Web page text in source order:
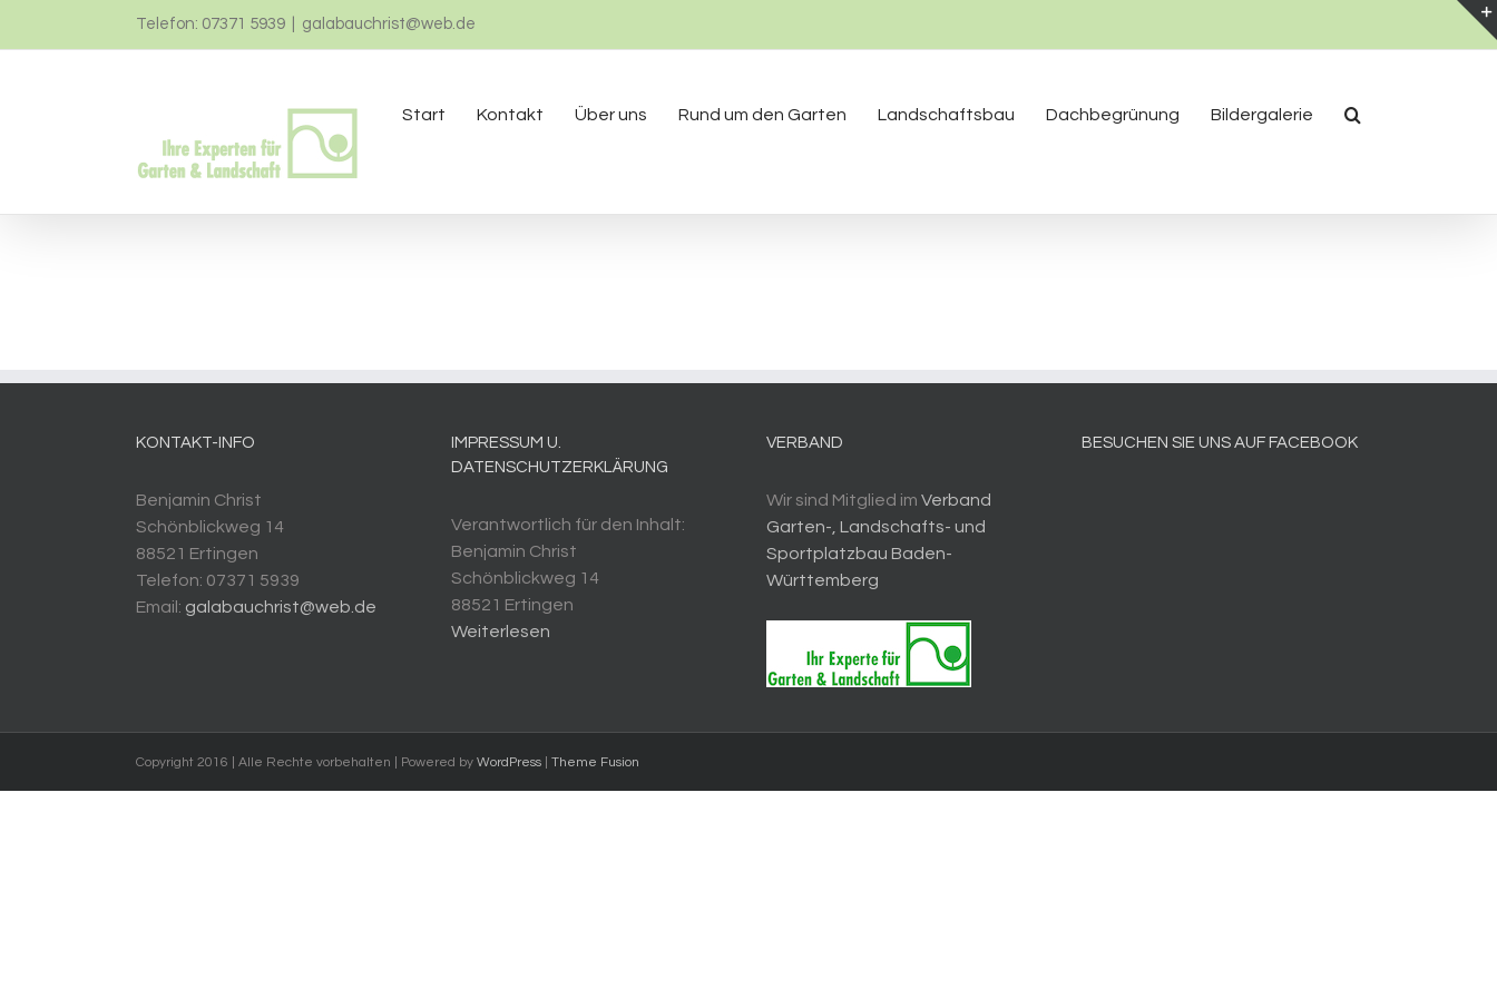
Telefon: 07371 5939 galabauchrist@web.de
Start Kontakt Über uns Rund um den Garten Landschaftsbau Dachbegrünung Bildergalerie
KONTAKT-INFO
Benjamin Christ
Schönblickweg 14
88521 Ertingen
Telefon: 07371 5939
Email: galabauchrist@web.de
IMPRESSUM U.
DATENSCHUTZERKLÄRUNG
Verantwortlich für den Inhalt:
Benjamin Christ
Schönblickweg 14
88521 Ertingen
Weiterlesen
VERBAND
Wir sind Mitglied im Verband
Garten-, Landschafts- und
Sportplatzbau Baden-
Württemberg
BESUCHEN SIE UNS AUF FACEBOOK
Copyright 2016 | Alle Rechte vorbehalten | Powered by WordPress Theme Fusion